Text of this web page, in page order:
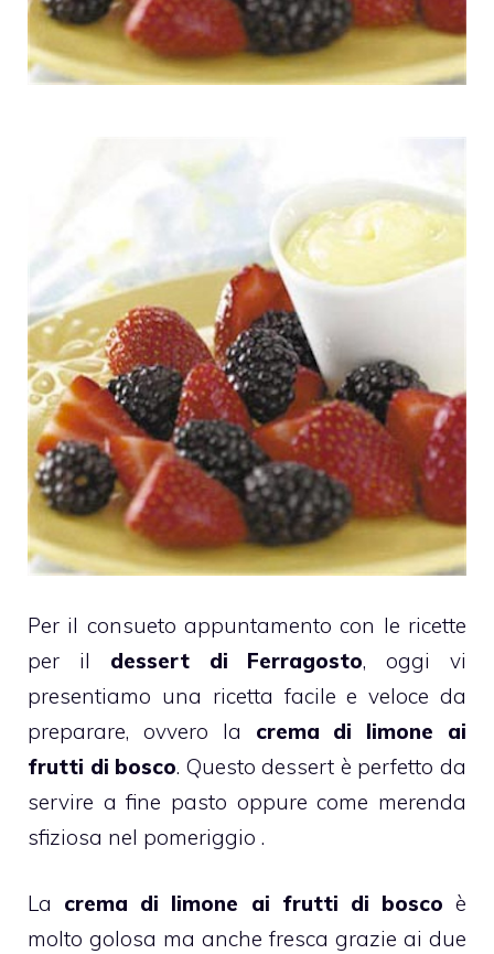
Per il consueto appuntamento con le ricette
per il dessert di Ferragosto, oggi vi
presentiamo una ricetta facile e veloce da
preparare, ovvero la crema di limone ai
frutti di bosco. Questo dessert è perfetto da
servire a fine pasto oppure come merenda
sfiziosa nel pomeriggio .
La crema di limone ai frutti di bosco è
molto golosa ma anche fresca grazie ai due